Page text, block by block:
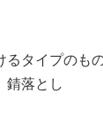
タイプのもの
錆落とし